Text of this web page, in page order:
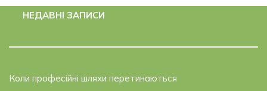
НЕДАВНІ ЗАПИСИ
Коли професійні шляхи перетинаються